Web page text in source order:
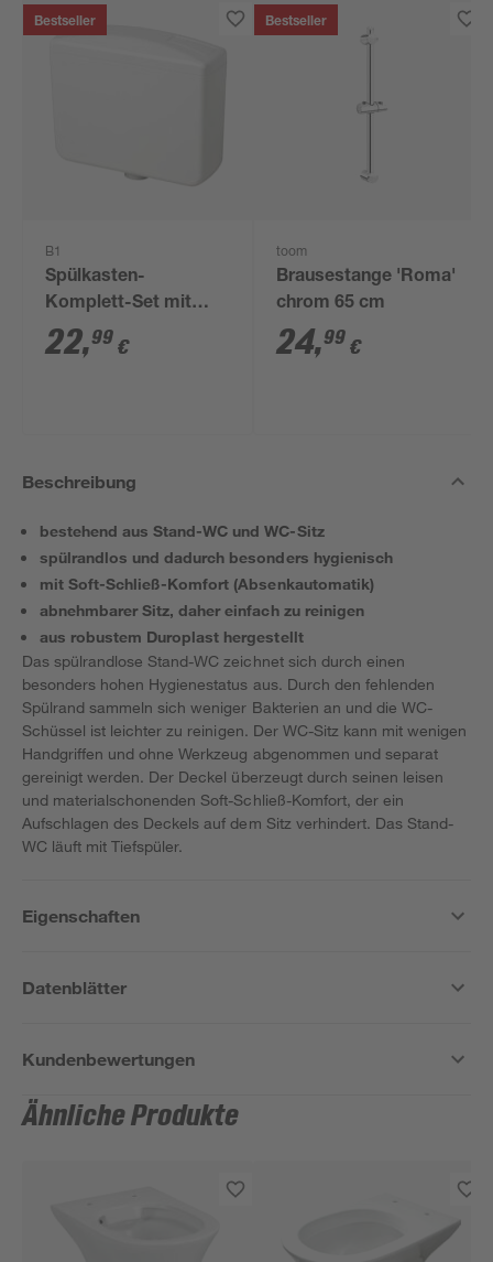
Bestseller
B1
Spülkasten-
Komplett-Set mit
Stopp-Funktion weiß
22,99 €
Bestseller
toom
Brausestange 'Roma'
chrom 65 cm
24,99 €
Beschreibung
bestehend aus Stand-WC und WC-Sitz
spülrandlos und dadurch besonders hygienisch
mit Soft-Schließ-Komfort (Absenkautomatik)
abnehmbarer Sitz, daher einfach zu reinigen
aus robustem Duroplast hergestellt
Das spülrandlose Stand-WC zeichnet sich durch einen
besonders hohen Hygienestatus aus. Durch den fehlenden
Spülrand sammeln sich weniger Bakterien an und die WC-
Schüssel ist leichter zu reinigen. Der WC-Sitz kann mit wenigen
Handgriffen und ohne Werkzeug abgenommen und separat
gereinigt werden. Der Deckel überzeugt durch seinen leisen
und materialschonenden Soft-Schließ-Komfort, der ein
Aufschlagen des Deckels auf dem Sitz verhindert. Das Stand-
WC läuft mit Tiefspüler.
Eigenschaften
Datenblätter
Kundenbewertungen
Ähnliche Produkte